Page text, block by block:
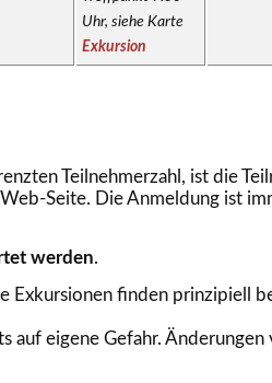
Uhr, siehe Karte
Exkursion
Teilnehmerzahl, ist die
Seite. Die Anmeldung ist
werden.
Exkursionen finden prinzipiell
auf eigene Gefahr. Änderungen